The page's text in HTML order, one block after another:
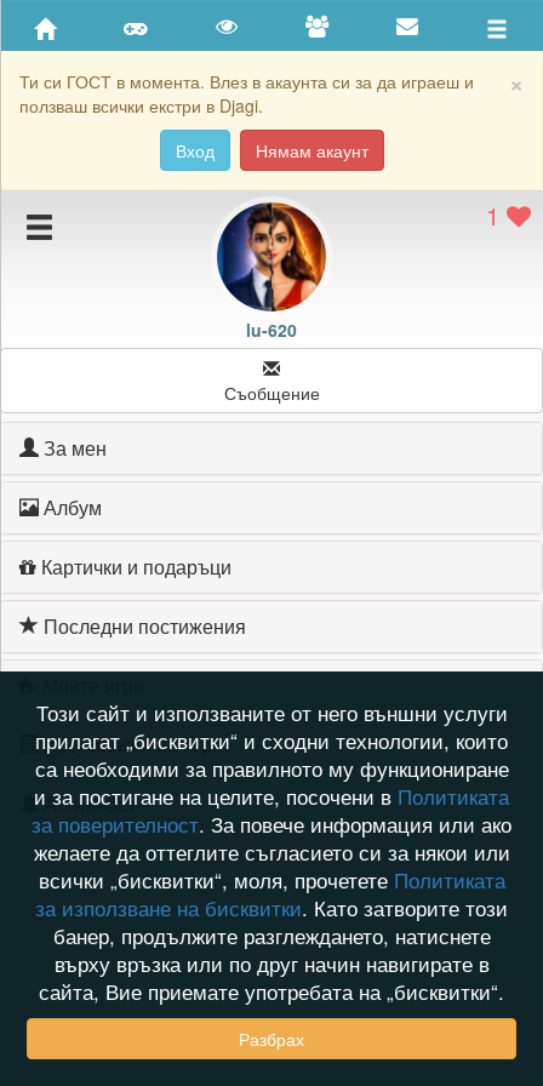
×
Ти си ГОСТ в момента. Влез в акаунта си за да играеш и
ползваш всички екстри в Djagi.
Вход
Нямам акаунт
Приятели
Хронология на игри
Подаръците на lu-620 1
lu-620
Съобщение
За мен
Албум
Картички и подаръци
Последни постижения
Хронология на игри
Активност
Този сайт и използваните от него външни услуги
прилагат „бисквитки“ и сходни технологии, които
са необходими за правилното му функциониране
и за постигане на целите, посочени в Политиката
за поверителност. За повече информация или ако
желаете да оттеглите съгласието си за някои или
всички „бисквитки“, моля, прочетете Политиката
за използване на бисквитки. Като затворите този
банер, продължите разглеждането, натиснете
върху връзка или по друг начин навигирате в
сайта, Вие приемате употребата на „бисквитки“.
Разбрах